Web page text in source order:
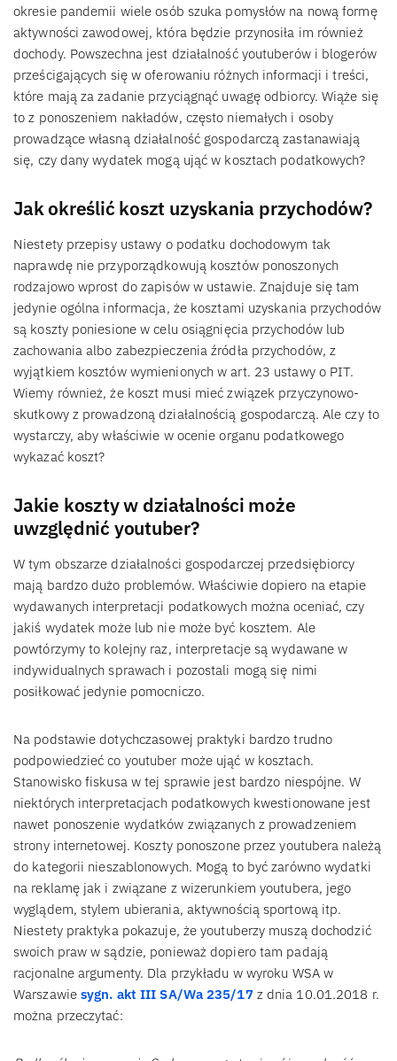
okresie pandemii wiele osób szuka pomysłów na nową formę
aktywności zawodowej, która będzie przynosiła im również
dochody. Powszechna jest działalność youtuberów i blogerów
prześcigających się w oferowaniu różnych informacji i treści,
które mają za zadanie przyciągnąć uwagę odbiorcy. Wiąże się
to z ponoszeniem nakładów, często niemałych i osoby
prowadzące własną działalność gospodarczą zastanawiają
się, czy dany wydatek mogą ująć w kosztach podatkowych?
Jak określić koszt uzyskania przychodów?
Niestety przepisy ustawy o podatku dochodowym tak
naprawdę nie przyporządkowują kosztów ponoszonych
rodzajowo wprost do zapisów w ustawie. Znajduje się tam
jedynie ogólna informacja, że kosztami uzyskania przychodów
są koszty poniesione w celu osiągnięcia przychodów lub
zachowania albo zabezpieczenia źródła przychodów, z
wyjątkiem kosztów wymienionych w art. 23 ustawy o PIT.
Wiemy również, że koszt musi mieć związek przyczynowo-
skutkowy z prowadzoną działalnością gospodarczą. Ale czy to
wystarczy, aby właściwie w ocenie organu podatkowego
wykazać koszt?
Jakie koszty w działalności może
uwzględnić youtuber?
W tym obszarze działalności gospodarczej przedsiębiorcy
mają bardzo dużo problemów. Właściwie dopiero na etapie
wydawanych interpretacji podatkowych można oceniać, czy
jakiś wydatek może lub nie może być kosztem. Ale
powtórzymy to kolejny raz, interpretacje są wydawane w
indywidualnych sprawach i pozostali mogą się nimi
posiłkować jedynie pomocniczo.
Na podstawie dotychczasowej praktyki bardzo trudno
podpowiedzieć co youtuber może ująć w kosztach.
Stanowisko fiskusa w tej sprawie jest bardzo niespójne. W
niektórych interpretacjach podatkowych kwestionowane jest
nawet ponoszenie wydatków związanych z prowadzeniem
strony internetowej. Koszty ponoszone przez youtubera należą
do kategorii nieszablonowych. Mogą to być zarówno wydatki
na reklamę jak i związane z wizerunkiem youtubera, jego
wyglądem, stylem ubierania, aktywnością sportową itp.
Niestety praktyka pokazuje, że youtuberzy muszą dochodzić
swoich praw w sądzie, ponieważ dopiero tam padają
racjonalne argumenty. Dla przykładu w wyroku WSA w
Warszawiesygn. akt III SA/Wa 235/17z dnia 10.01.2018 r.
można przeczytać: